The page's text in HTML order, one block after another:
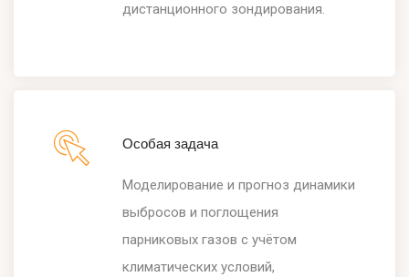
дистанционного зондирования.
Особая задача
Моделирование и прогноз динамики
выбросов и поглощения
парниковых газов с учётом
климатических условий,